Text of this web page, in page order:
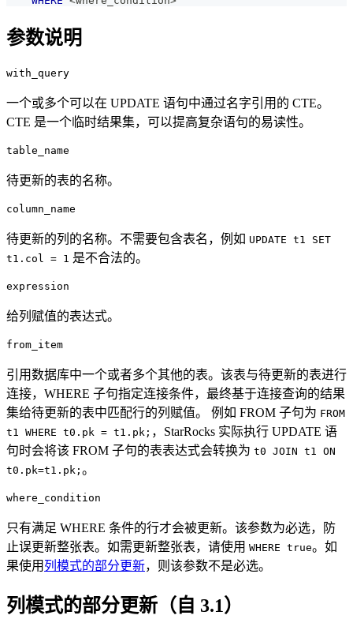
参数说明
with_query
一个或多个可以在 UPDATE 语句中通过名字引用的 CTE。
CTE 是一个临时结果集，可以提高复杂语句的易读性。
table_name
待更新的表的名称。
column_name
待更新的列的名称。不需要包含表名，例如 UPDATE t1 SET
t1.col = 1 是不合法的。
expression
给列赋值的表达式。
from_item
引用数据库中一个或者多个其他的表。该表与待更新的表进行
连接，WHERE 子句指定连接条件，最终基于连接查询的结果
集给待更新的表中匹配行的列赋值。 例如 FROM 子句为 FROM
t1 WHERE t0.pk = t1.pk; ，StarRocks 实际执行 UPDATE 语
句时会将该 FROM 子句的表表达式会转换为 t0 JOIN t1 ON
t0.pk=t1.pk; 。
where_condition
只有满足 WHERE 条件的行才会被更新。该参数为必选，防
止误更新整张表。如需更新整张表，请使用 WHERE true。如
果使用 列模式的部分更新，则该参数不是必选。
列模式的部分更新（自 3.1）